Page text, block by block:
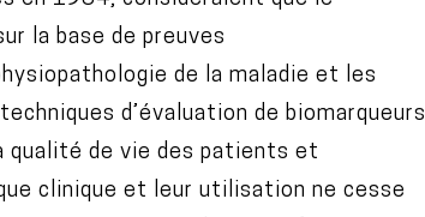
la base de preuves
de la maladie et les
d’évaluation de biomarqueurs
qualité de vie des patients et
clinique et leur utilisation ne cesse